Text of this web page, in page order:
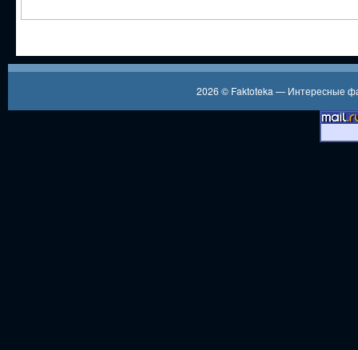
2026 © Faktoteka — Интересные